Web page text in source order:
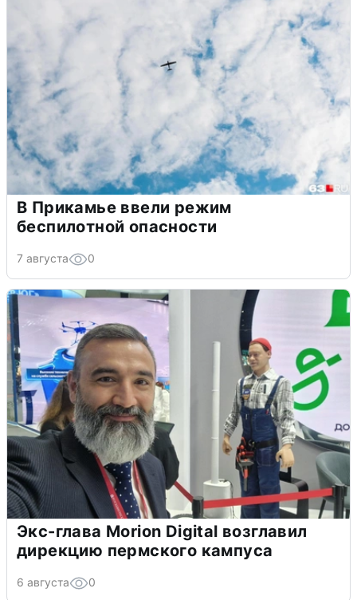
В Прикамье ввели режим
беспилотной опасности
7 августа 0
Экс-глава Morion Digital возглавил
дирекцию пермского кампуса
6 августа 0